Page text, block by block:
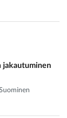
jakautuminen